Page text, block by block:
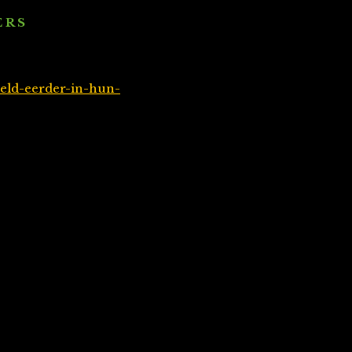
S
eerder-in-hun-